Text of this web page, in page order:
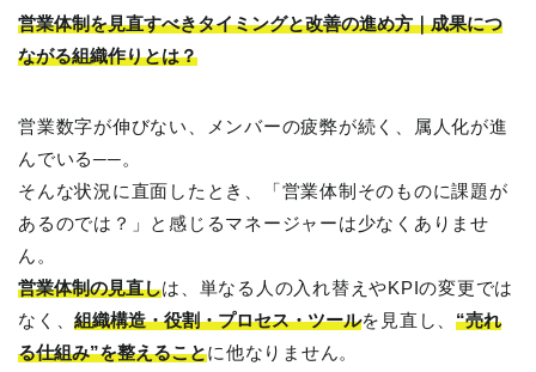
営業体制を見直すべきタイミングと改善の進め方｜成果につ
ながる組織作りとは？
営業数字が伸びない、メンバーの疲弊が続く、属人化が進
んでいる──。
そんな状況に直面したとき、「営業体制そのものに課題が
あるのでは？」と感じるマネージャーは少なくありませ
ん。
営業体制の見直しは、単なる人の入れ替えやKPIの変更では
なく、組織構造・役割・プロセス・ツールを見直し、 “売れ
る仕組み”を整えることに他なりません。